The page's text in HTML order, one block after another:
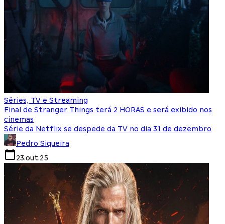
Séries, TV e Streaming
Final de Stranger Things terá 2 HORAS e será exibido nos
cinemas
Série da Netflix se despede da TV no dia 31 de dezembro
Pedro Siqueira
23.out.25